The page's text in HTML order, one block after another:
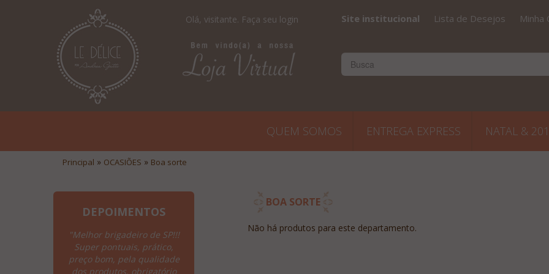
Olá, visitante. Faça seu login Site institucional Lista de Desejos Minha
QUEM SOMOS ENTREGA EXPRESS NATAL &
Principal » OCASIÕES » Boa sorte
DEPOIMENTOS
"Melhor brigadeiro de SP!!!
Super pontuais, prático,
preço bom, pela qualidade
dos produtos, obrigatório
"Parabens por tudo!!! O site e "Super aprovado o presente
BOA SORTE
Não há produtos para este departamento.